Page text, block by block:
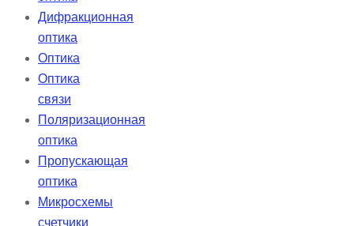
Дифракционная
оптика
Оптика
Оптика
связи
Поляризационная
оптика
Пропускающая
оптика
Микросхемы
счетчики